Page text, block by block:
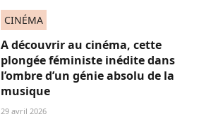
CINÉMA
A découvrir au cinéma, cette
plongée féministe inédite dans
l’ombre d’un génie absolu de la
musique
29 avril 2026